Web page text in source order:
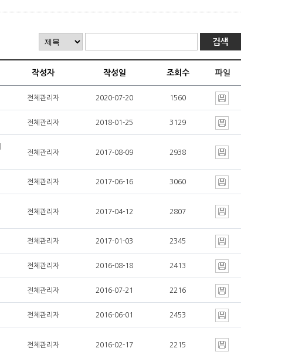
작성자 작성일 조회수 파일
전체관리자 2020-07-20 1560
전체관리자 2018-01-25 3129
전체관리자 2017-08-09 2938
전체관리자 2017-06-16 3060
전체관리자 2017-04-12 2807
전체관리자 2017-01-03 2345
전체관리자 2016-08-18 2413
전체관리자 2016-07-21 2216
전체관리자 2016-06-01 2453
전체관리자 2016-02-17 2215